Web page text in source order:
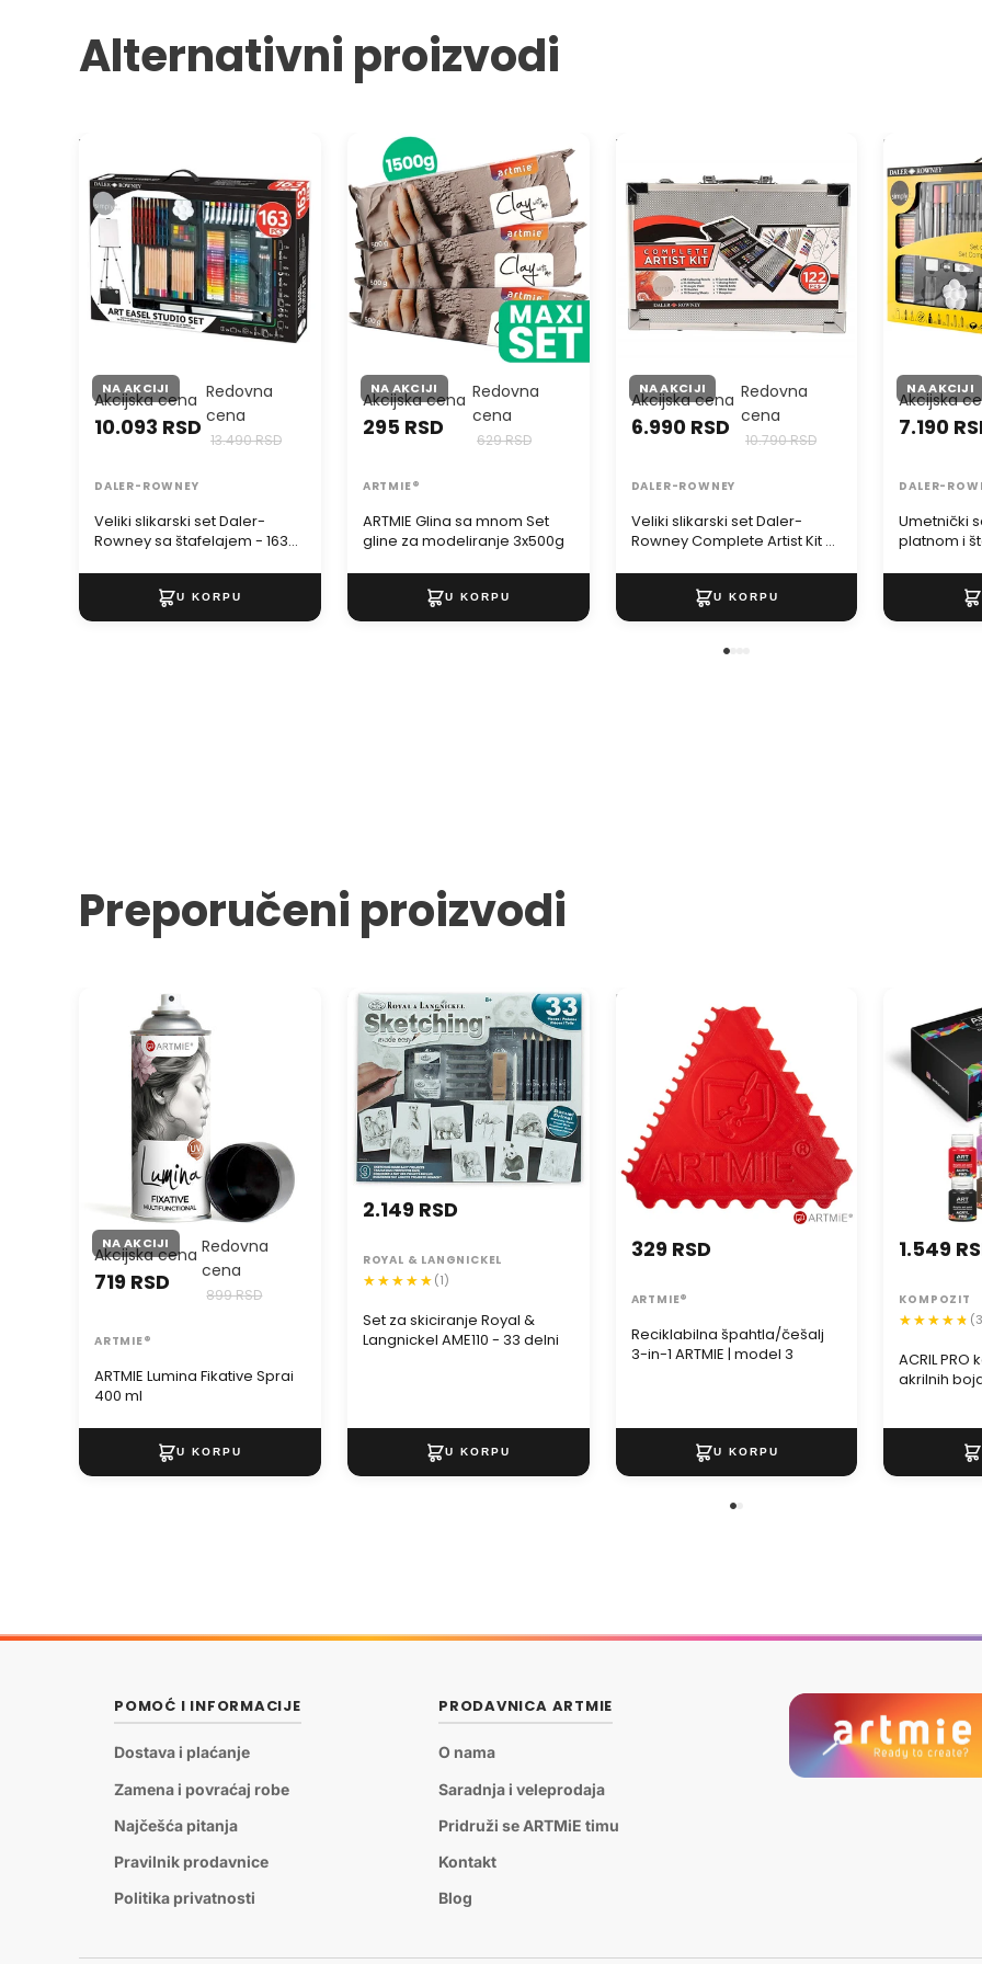
Alternativni proizvodi
Veliki slikarski set Daler-Rowney
sa štafelajem - 163 delova
NA AKCIJI
Veliki slikarski set Daler-
Rowney sa štafelajem - 163
Akcijska cena
10.093 RSD
Redovna
cena
13.490 RSD
DALER-ROWNEY
ARTMIE Glina sa mnom Set
gline za modeliranje 3x500g
NA AKCIJI
ARTMIE Glina sa mnom Set
gline za modeliranje 3x500g
Akcijska cena
295 RSD
Redovna
cena
629 RSD
ARTMIE®
Veliki slikarski set Daler-Rowney
NA AKCIJI
Veliki slikarski set Daler-
Rowney Complete Artist Kit -
Akcijska cena
6.990 RSD
Redovna
cena
10.790 RSD
DALER-ROWNEY
Umetnički
platnom i
delova
NA AKCIJI
Umetnički
platnom i
Akcijska
7.190
DALER-
Preporučeni proizvodi
ARTMIE Lumina Fikative Sprai
NA AKCIJI
ARTMIE Lumina Fikative Sprai
400 ml
Akcijska cena
719 RSD
Redovna
cena
899 RSD
ARTMIE®
Set za skiciranje Royal &
Langnickel AME110 - 33 delni
Set za skiciranje Royal &
Langnickel AME110 - 33 delni
2.149 RSD
ROYAL & LANGNICKEL
(1)
Reciklabilna špahtla/češalj 3-
in-1 ARTMIE | model 3
Reciklabilna špahtla/češalj
3-in-1 ARTMIE | model 3
329 RSD
ARTMIE®
ACRIL PRO
akrilnih boja
ACRIL
akrilnih
1.549
KOMPOZIT
POMOĆ I INFORMACIJE
Dostava i plaćanje
Zamena i povraćaj robe
Najčešća pitanja
Pravilnik prodavnice
Politika privatnosti
PRODAVNICA ARTMIE
O nama
Saradnja i veleprodaja
Pridruži se ARTMiE timu
Kontakt
Blog